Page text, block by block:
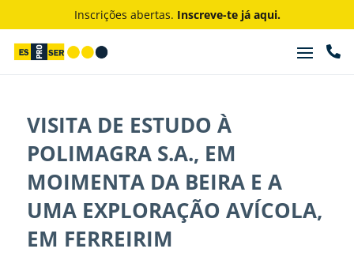
Inscrições abertas. Inscreve-te já aqui.

VISITA DE ESTUDO À
POLIMAGRA S.A., EM
MOIMENTA DA BEIRA E A
UMA EXPLORAÇÃO AVÍCOLA,
EM FERREIRIM